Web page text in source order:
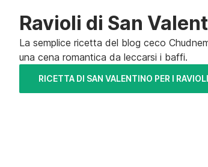
Ravioli di San
La semplice ricetta del blog ceco
una cena romantica da leccarsi i baffi.
RICETTA DI SAN VALENTINO PER I